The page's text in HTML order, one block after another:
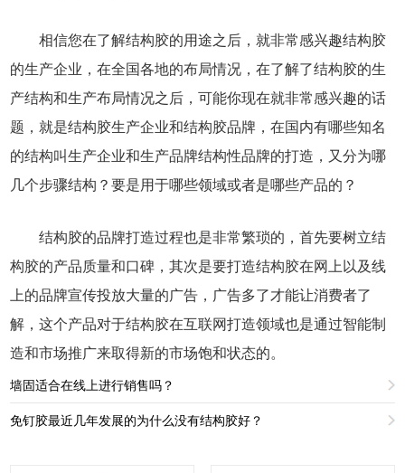
相信您在了解结构胶的用途之后，就非常感兴趣结构胶
的生产企业，在全国各地的布局情况，在了解了结构胶的生
产结构和生产布局情况之后，可能你现在就非常感兴趣的话
题，就是结构胶生产企业和结构胶品牌，在国内有哪些知名
的结构叫生产企业和生产品牌结构性品牌的打造，又分为哪
几个步骤结构？要是用于哪些领域或者是哪些产品的？
结构胶的品牌打造过程也是非常繁琐的，首先要树立结
构胶的产品质量和口碑，其次是要打造结构胶在网上以及线
上的品牌宣传投放大量的广告，广告多了才能让消费者了
解，这个产品对于结构胶在互联网打造领域也是通过智能制
造和市场推广来取得新的市场饱和状态的。
墙固适合在线上进行销售吗？
免钉胶最近几年发展的为什么没有结构胶好？